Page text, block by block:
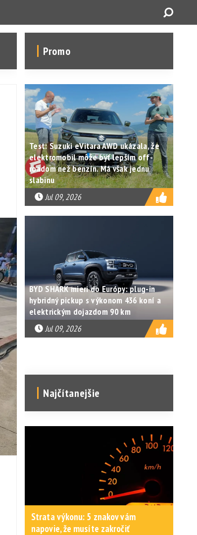
Promo
Test: Suzuki eVitara AWD ukázala, že
elektromobil môže byť lepším off-
roadom než benzín. Má však jednu
slabinu
Jul 09, 2026
BYD SHARK mieri do Európy: plug-in
hybridný pickup s výkonom 436 koní a
elektrickým dojazdom 90 km
Jul 09, 2026
Najčítanejšie
Strata výkonu: 5 znakov vám
napovie, že musíte zakročiť